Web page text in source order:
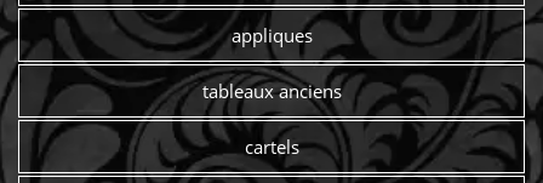
appliques
tableaux anciens
cartels